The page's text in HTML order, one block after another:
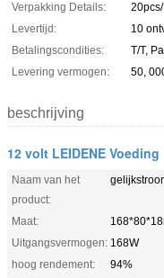
Verpakking Details:
Levertijd:
10
Betalingscondities:
T/T,
Levering vermogen:
50,
beschrijving
12 volt LEIDENE Voeding
Naam van het
product:
Maat:
Uitgangsvermogen: 168W
hoog rendement:
94%